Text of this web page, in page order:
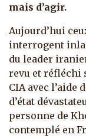
mais d’agir.
Aujourd’hui
interrogent
du leader
revu et réfléchi
CIA avec l’aide
d’état
personne de
contemplé en